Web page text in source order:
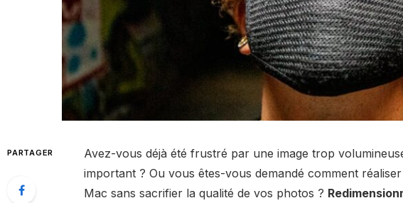
PARTAGER
Avez-vous déjà été frustré par une image trop
important ? Ou vous êtes-vous demandé comment
Mac sans sacrifier la qualité de vos photos ?